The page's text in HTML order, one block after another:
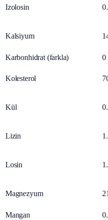
Izolosin
Kalsiyum
Karbonhidrat (farkla) 0
Kolesterol
Kül
Lizin
Losin
Magnezyum 21
Mangan